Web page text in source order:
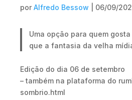
porAlfredo Bessow 06/09/
Uma opção para quem
que a fantasia da velha
Edição do dia 06 de setembro
– também na plataforma do
sombrio.html